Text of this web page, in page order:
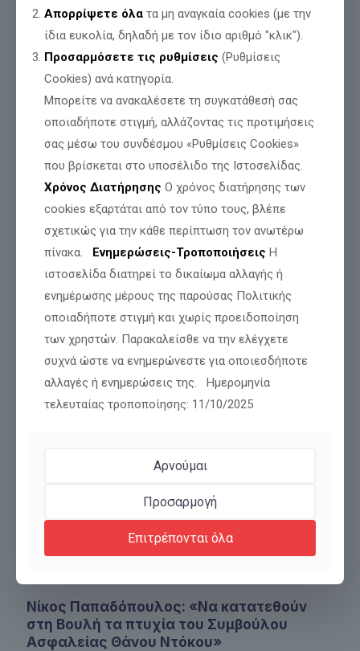
Αναμένεται η απόφαση για την χορήγηση
πολιτικού ασύλου στον Γιάννη-Βασίλη
Γιαϊλαλί
Νίκος Παπαδόπουλος: «Να κατατεθούν
στη Βουλή τα πτυχία του Συμβούλου
Ασφαλείας Θάνου Ντόκου»
Απορρίψετε όλα τα μη αναγκαία cookies (με την
ίδια ευκολία, δηλαδή με τον ίδιο αριθμό "κλικ").
Προσαρμόσετε τις ρυθμίσεις (Ρυθμίσεις
Cookies) ανά κατηγορία.
Μπορείτε να ανακαλέσετε τη συγκατάθεσή σας
οποιαδήποτε στιγμή, αλλάζοντας τις προτιμήσεις
σας μέσω του συνδέσμου «Ρυθμίσεις Cookies»
που βρίσκεται στο υποσέλιδο της Ιστοσελίδας.
Χρόνος Διατήρησης Ο χρόνος διατήρησης των
cookies εξαρτάται από τον τύπο τους, βλέπε
σχετικώς για την κάθε περίπτωση τον ανωτέρω
πίνακα. Ενημερώσεις-Τροποποιήσεις Η
ιστοσελίδα διατηρεί το δικαίωμα αλλαγής ή
ενημέρωσης μέρους της παρούσας Πολιτικής
οποιαδήποτε στιγμή και χωρίς προειδοποίηση
των χρηστών. Παρακαλείσθε να την ελέγχετε
συχνά ώστε να ενημερώνεστε για οποιεσδήποτε
αλλαγές ή ενημερώσεις της. Ημερομηνία
τελευταίας τροποποίησης: 11/10/2025
Αρνούμαι
Προσαρμογή
Επιτρέπονται όλα